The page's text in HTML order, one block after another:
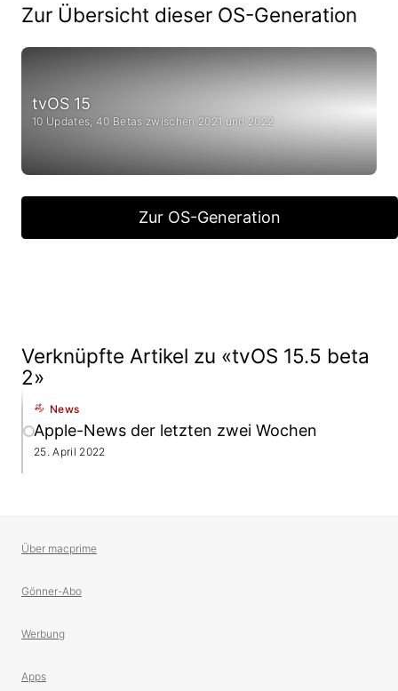
Zur Übersicht dieser OS-Generation
tvOS 15
10 Updates, 40 Betas zwischen 2021 und 2022
Zur OS-Generation
Verknüpfte Artikel zu «tvOS 15.5 beta
2»
News
Apple-News der letzten zwei Wochen
25. April 2022
Über macprime
Gönner-Abo
Werbung
Apps